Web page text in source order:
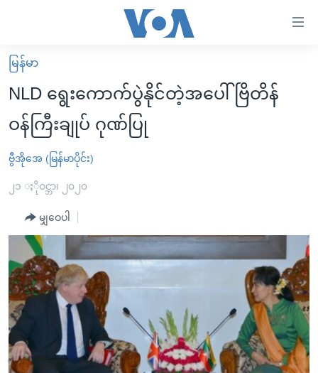
လွယ်ကူ
စေ
သည့်
Link
များ
ပင်မ
ကျော်
ကြည့်
ရန်
ပင်မ
အ
ညွန်း
စာမျက်နှာ
မူလစာမျက်နှာ
မြန်မာ
ကမ္ဘာ့သတင်းများ
နိုင်ငံတကာ
အစ္စရေး-ပါလက်စတိုင်း
ဗွီဒီယို
အင်္ဂလိပ်စာလေ့လာမယ်
အမေရိကန်သုံးအီဒီယံ
မကြေးမုံရဲ့ အင်္ဂလိပ်စာ
ရုပ်ရှင်ထဲက အင်္ဂလိပ်စာ
သုတပဒေသာ အင်္ဂလိပ်စာ
အပတ်စဉ်ကဏ္ဍများ
ရေဒီယို
တီဗွီ
ရေဒီယိုနှင့်ရုပ်သံ အချက်အလက်များ
ရေဒီယို/တီဗွီအစီအစဉ်
Learning English
မြန်မာ
NLD ရွေးကောက်ပွဲနိုင်တဲ့အပေါ် ဗြိတိန်
ဝန်ကြီးချုပ် ဂုဏ်ပြု
ဗွီအိုအေ (မြန်မာပိုင်း)
၂၁ ႏိုဝင္ဘာ၊ ၂၀၂၀
မျှဝေပါ